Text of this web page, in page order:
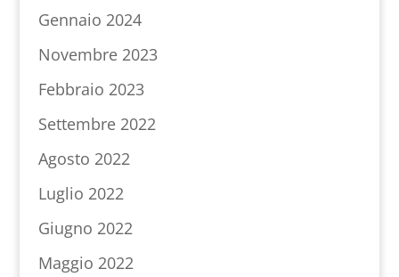
Gennaio 2024
Novembre 2023
Febbraio 2023
Settembre 2022
Agosto 2022
Luglio 2022
Giugno 2022
Maggio 2022